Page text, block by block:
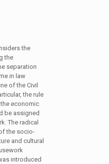
the
the
separation
in law
of the Civil
the rule
economic
be assigned
The radical
the socio-
and cultural
introduced